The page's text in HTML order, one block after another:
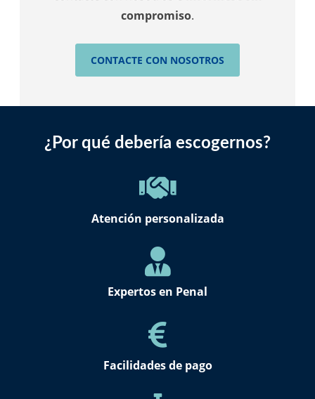
compromiso.
CONTACTE CON NOSOTROS
¿Por qué debería escogernos?
Atención personalizada
Expertos en Penal
Facilidades de pago